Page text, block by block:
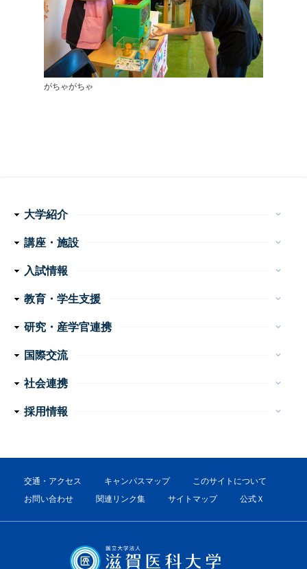
がちゃがちゃ
フ
タ
ー
ナ
ビ
ゲ
ー
ョ
ン
大学紹介 keyboard_arrow_down
理念・使命
学長メッセージ
特色ある取り組み
運営組織
情報公開
講座・施設 keyboard_arrow_down
医学科
看護学科
附属病院
センター・施設等
入試情報 keyboard_arrow_down
医学部 医学科・看護学科
大学院医学系研究科
大学案内
イベント
お問い合わせ
教育・学生支援 keyboard_arrow_down
教育
学生生活
特色ある教育プログラム
諸手続・諸証明
学生相談
研究・産学官連携 keyboard_arrow_down
産学官連携
重点プロジェクト・研究成果
研究支援
研究公正
国際交流 keyboard_arrow_down
外国人留学生の手引き
国際交流会館
社会連携 keyboard_arrow_down
公開講座
高大連携
地域医療教育研究拠点
震災支援
採用情報 keyboard_arrow_down
フ
交通・アクセス キャンパスマップ
このサイトについて
お問い合わせ
関連リンク集 サイトマップ 公式Ｘ